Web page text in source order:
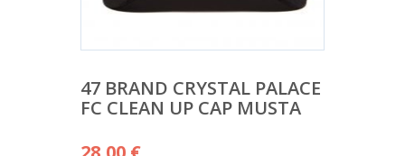
47 BRAND CRYSTAL PALACE
FC CLEAN UP CAP MUSTA